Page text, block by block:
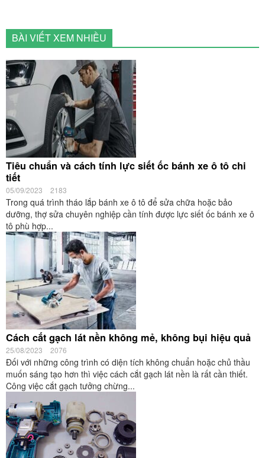
BÀI VIẾT XEM NHIỀU
Tiêu chuẩn và cách tính lực siết ốc bánh xe ô tô chi
tiết
05/09/2023 2183
Trong quá trình tháo lắp bánh xe ô tô để sửa chữa hoặc bảo
dưỡng, thợ sửa chuyên nghiệp cần tính được lực siết ốc bánh xe ô
tô phù hợp...
Cách cắt gạch lát nền không mẻ, không bụi hiệu quả
25/08/2023 2076
Đối với những công trình có diện tích không chuẩn hoặc chủ thầu
muốn sáng tạo hơn thì việc cách cắt gạch lát nền là rất cần thiết.
Công việc cắt gạch tưởng chừng...